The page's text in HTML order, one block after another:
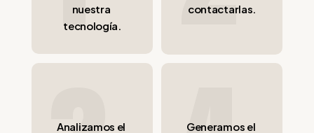
nuestra
tecnología.
contactarlas.
Analizamos el
Generamos el